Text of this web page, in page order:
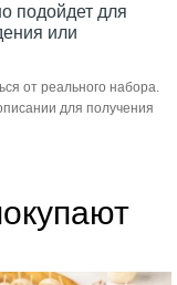
подойдет для
или
от реального набора.
для получения